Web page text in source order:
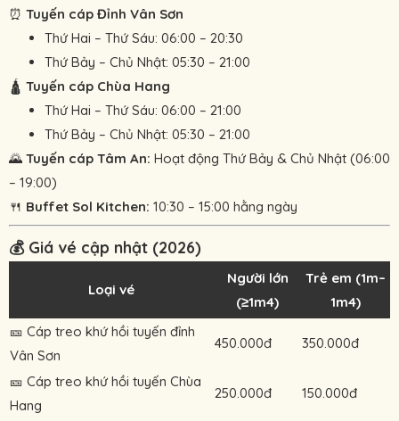
⏰ Tuyến cáp Đỉnh Vân Sơn
Thứ Hai – Thứ Sáu: 06:00 – 20:30
Thứ Bảy – Chủ Nhật: 05:30 – 21:00
🛕 Tuyến cáp Chùa Hang
Thứ Hai – Thứ Sáu: 06:00 – 21:00
Thứ Bảy – Chủ Nhật: 05:30 – 21:00
🌄 Tuyến cáp Tâm An: Hoạt động Thứ Bảy & Chủ Nhật (06:00
– 19:00)
🍴 Buffet Sol Kitchen: 10:30 – 15:00 hằng ngày
💰 Giá vé cập nhật (2026)
Loại vé
Người lớn
(≥1m4)
Trẻ em (1m–
1m4)
🎫 Cáp treo khứ hồi tuyến đỉnh
Vân Sơn
450.000đ 350.000đ
🎫 Cáp treo khứ hồi tuyến Chùa
Hang
250.000đ 150.000đ